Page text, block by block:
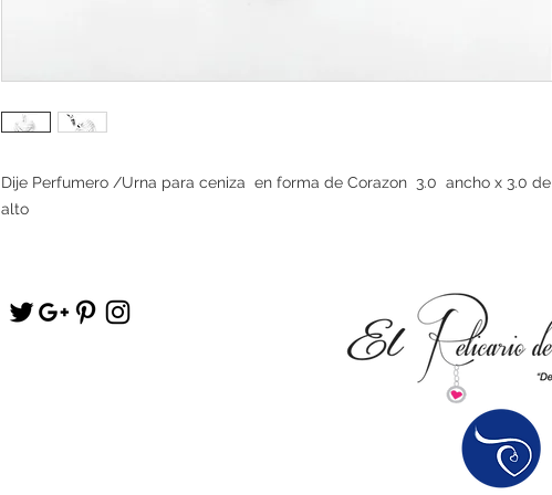
Dije Perfumero /Urna para ceniza en forma de Corazon 3.0 ancho x 3.0 de
alto